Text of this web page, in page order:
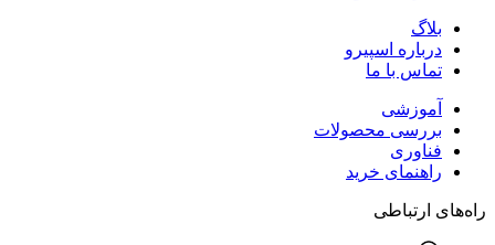
بلاگ
درباره اسپیرو
تماس با ما
آموزشی
بررسی محصولات
فناوری
راهنمای خرید
راه‌های ارتباطی